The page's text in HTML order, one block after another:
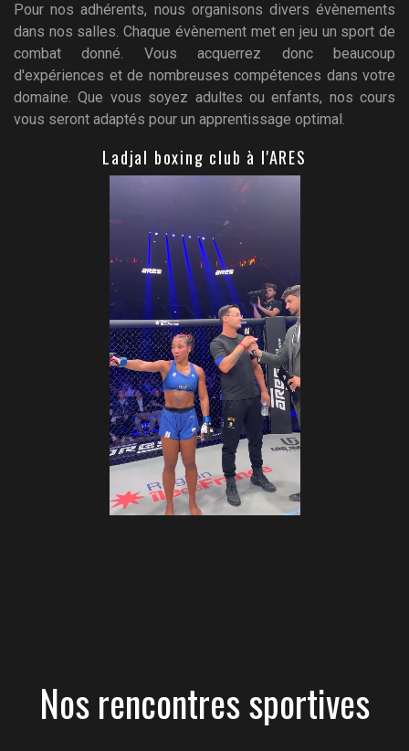
Pour nos adhérents, nous organisons divers évènements
dans nos salles. Chaque évènement met en jeu un sport de
combat donné. Vous acquerrez donc beaucoup
d'expériences et de nombreuses compétences dans votre
domaine. Que vous soyez adultes ou enfants, nos cours
vous seront adaptés pour un apprentissage optimal.
Ladjal boxing club à l'ARES
Nos rencontres sportives